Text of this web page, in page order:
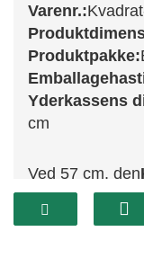
Varenr.:
Produktpakke:
Yderkassens
cm
Ved 57 cm, den
tilbyder en
at skabe